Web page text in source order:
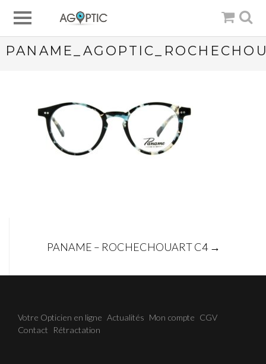
PANAME – ROCHECHOUART C4 →
Votre Opticien en ligne Actualités Mon compte CGV
Contact
Rétractation